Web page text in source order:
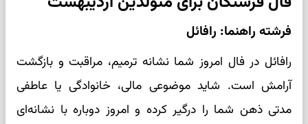
فرشته راهنما: رافائل
رافائل در فال امروز شما نشانه ترمیم، مراقبت و بازگشت
آرامش است. شاید موضوعی مالی، خانوادگی یا عاطفی
مدتی ذهن شما را درگیر کرده و امروز دوباره با نشانه‌ای